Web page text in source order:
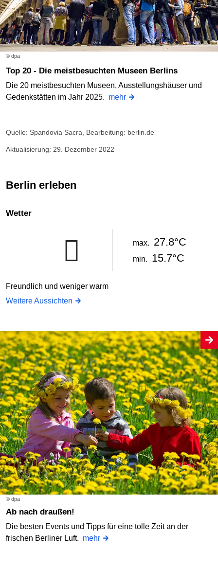
© dpa
Top 20 - Die meistbesuchten Museen Berlins
Die 20 meistbesuchten Museen, Ausstellungshäuser und
Gedenkstätten im Jahr 2025. mehr
Quelle: Spandovia Sacra, Bearbeitung: berlin.de
Aktualisierung: 29. Dezember 2022
Berlin erleben
Wetter
max. 27.8°C
min. 15.7°C
Freundlich und weniger warm
Weitere Aussichten
© dpa
Ab nach draußen!
Die besten Events und Tipps für eine tolle Zeit an der
frischen Berliner Luft. mehr